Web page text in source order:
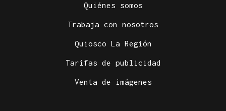
Quiénes somos
Trabaja con nosotros
Quiosco La Región
Tarifas de publicidad
Venta de imágenes